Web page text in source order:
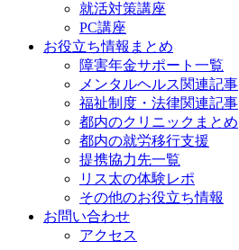
就活対策講座
PC講座
お役立ち情報まとめ
障害年金サポート一覧
メンタルヘルス関連記事
福祉制度・法律関連記事
都内のクリニックまとめ
都内の就労移行支援
提携協力先一覧
リス太の体験レポ
その他のお役立ち情報
お問い合わせ
アクセス